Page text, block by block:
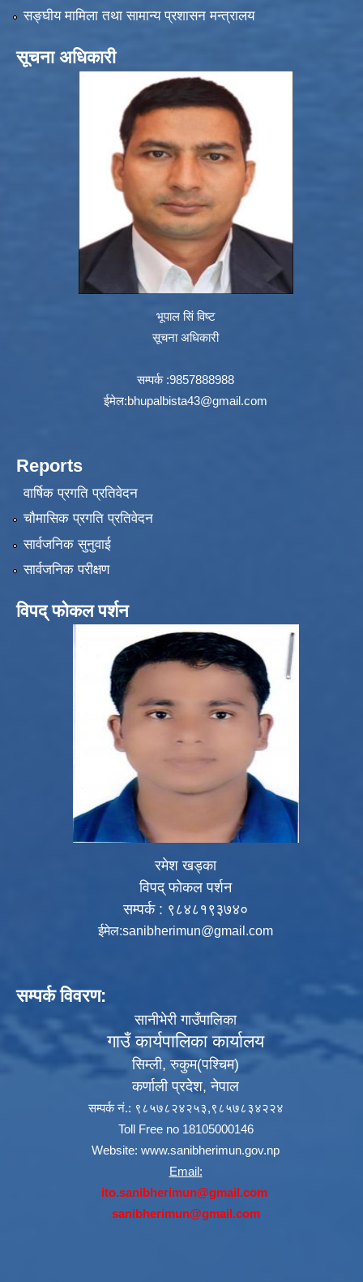
सङ्‍घीय मामिला तथा सामान्य प्रशासन मन्त्रालय
सूचना अधिकारी
भूपाल सिं विष्ट
सूचना अधिकारी
सम्पर्क :9857888988
ईमेल:bhupalbista43@gmail.com
Reports
वार्षिक प्रगति प्रतिवेदन
चौमासिक प्रगति प्रतिवेदन
सार्वजनिक सुनुवाई
सार्वजनिक परीक्षण
विपद् फोकल पर्शन
रमेश खड्का
विपद् फोकल पर्शन
सम्पर्क : ९८४८१९३७४०
ईमेल:sanibherimun@gmail.com
सम्पर्क विवरण:
सानीभेरी गाउँपालिका
गाउँ कार्यपालिका कार्यालय
सिम्ली, रुकुम(पश्‍चिम)
कर्णाली प्रदेश, नेपाल
सम्पर्क नं.: ९८५७८२४२५३,९८५७८३४२२४
Toll Free no 18105000146
Website: www.sanibherimun.gov.np
Email:
ito.sanibherimun@gmail.com
sanibherimun@gmail.com